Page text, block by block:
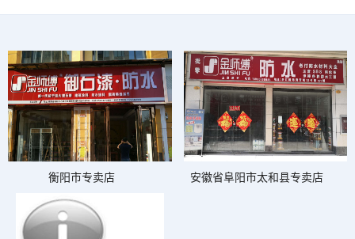
衡阳市专卖店 安徽省阜阳市太和县专卖店